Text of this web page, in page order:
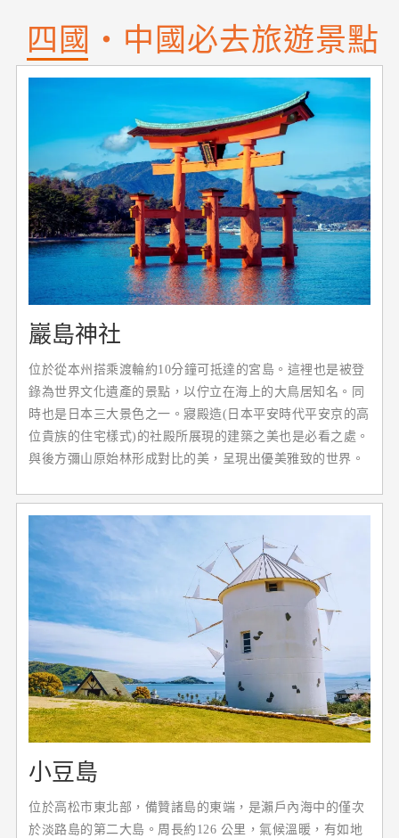
四國‧中國必去旅遊景點
巖島神社
位於從本州搭乘渡輪約10分鐘可抵達的宮島。這裡也是被登
錄為世界文化遺產的景點，以佇立在海上的大鳥居知名。同
時也是日本三大景色之一。寢殿造(日本平安時代平安京的高
位貴族的住宅樣式)的社殿所展現的建築之美也是必看之處。
與後方彌山原始林形成對比的美，呈現出優美雅致的世界。
小豆島
位於高松市東北部，備贊諸島的東端，是瀨戶內海中的僅次
於淡路島的第二大島。周長約126 公里，氣候溫暖，有如地